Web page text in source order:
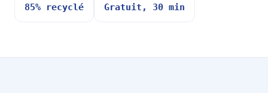
85% recyclé Gratuit, 30 min